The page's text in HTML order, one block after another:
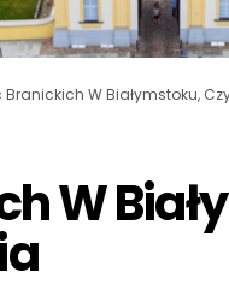
Branickich W Białymstoku,
W